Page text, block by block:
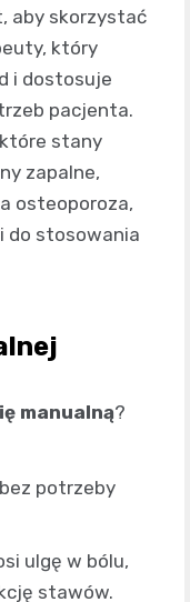
aby skorzystać
który
i dostosuje
pacjenta.
stany
zapalne,
osteoporoza,
do stosowania
manualną?
potrzeby
ulgę w bólu,
stawów.